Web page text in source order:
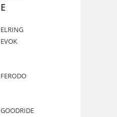
E
ELRING
EVOK
FERODO
GOODRIDE